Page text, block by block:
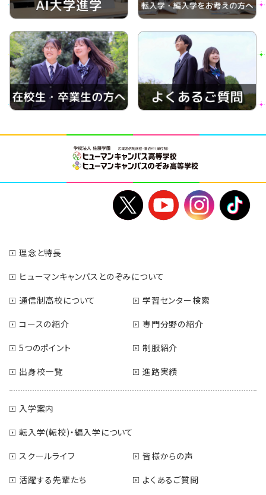
理念と特長
ヒューマンキャンパスとのぞみについて
通信制高校について
学習センター検索
コースの紹介
専門分野の紹介
5つのポイント
制服紹介
出身校一覧
進路実績
入学案内
転入学(転校)・編入学について
スクールライフ
皆様からの声
活躍する先輩たち
よくあるご質問